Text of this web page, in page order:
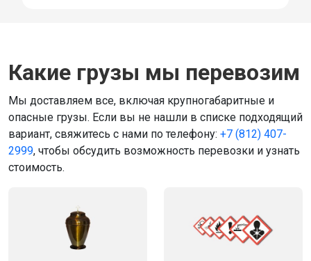
Какие грузы мы перевозим
Мы доставляем все, включая крупногабаритные и
опасные грузы. Если вы не нашли в списке подходящий
вариант, свяжитесь с нами по телефону: +7 (812) 407-
2999, чтобы обсудить возможность перевозки и узнать
стоимость.